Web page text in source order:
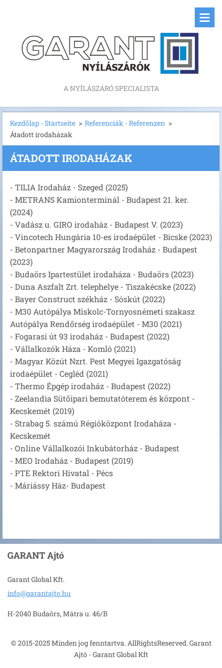
A NYÍLÁSZÁRÓ SPECIALISTA
Kezdőlap - Startseite > Referenciák - Referenzen >
Átadott irodaházak
ÁTADOTT IRODAHÁZAK
- TILIA Irodaház - Szeged (2025)
- METRANS Kamionterminál - Budapest 21. ker.
(2024)
- Vadász u. GIRO irodaház - Budapest V. (2023)
- Vincotech Hungária 10-es irodaépület - Bicske (2023)
- Betonpartner Magyarország Irodaház - Budapest
(2023)
- Budaörs Ipartestület irodaháza - Budaörs (2023)
- Duna Aszfalt Zrt. telephelye - Tiszakécske (2022)
- Bayer Construct székház - Sóskút (2022)
- M30 Autópálya Miskolc-Tornyosnémeti szakasz
Autópálya Rendőrség irodaépület - M30 (2021)
- Fogarasi út 93 irodaház - Budapest (2022)
- Vállalkozók Háza - Komló (2021)
- Magyar Közút Nzrt. Pest Megyei Igazgatóság
irodaépület - Cegléd (2021)
- Thermo Épgép irodaház - Budapest (2022)
- Zeelandia Sütőipari bemutatóterem és központ -
Kecskemét (2019)
- Strabag 5. számú Régióközpont Irodaháza -
Kecskemét
- Online Vállalkozói Inkubátorház - Budapest
- MEO Irodaház - Budapest (2019)
- PTE Rektori Hivatal - Pécs
- Máriássy Ház- Budapest
GARANT Ajtó
Garant Global Kft.
info@garantajto.hu
H-2040 Budaörs, Mátra u. 46/B
© 2015-2025 Minden jog fenntartva. AllRightsReserved. Garant
Ajtó - Garant Global Kft